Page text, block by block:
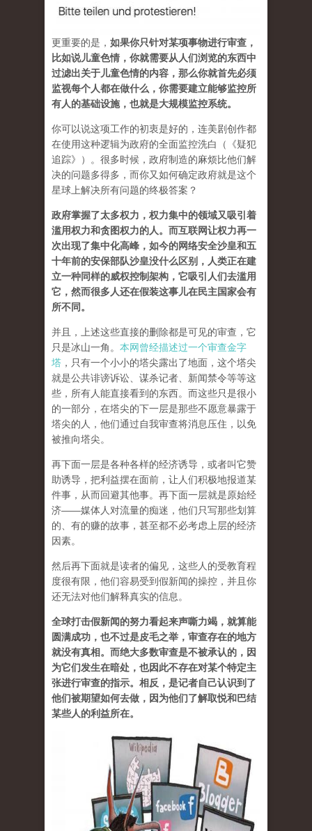
更重要的是， 如果你只针对某项事物进行审查，
比如说儿童色情，你就需要从人们浏览的东西中
过滤出关于儿童色情的内容，那么你就首先必须
监视每个人都在做什么，你需要建立能够监控所
有人的基础设施，也就是大规模监控系统。
你可以说这项工作的初衷是好的，连美剧创作都
在使用这种逻辑为政府的全面监控洗白（《疑犯
追踪》）。很多时候，政府制造的麻烦比他们解
决的问题多得多，而你又如何确定政府就是这个
星球上解决所有问题的终极答案？
政府掌握了太多权力，权力集中的领域又吸引着
滥用权力和贪图权力的人。而互联网让权力再一
次出现了集中化高峰，如今的网络安全沙皇和五
十年前的安保部队沙皇没什么区别，人类正在建
立一种同样的威权控制架构，它吸引人们去滥用
它，然而很多人还在假装这事儿在民主国家会有
所不同。
并且，上述这些直接的删除都是可见的审查，它
只是冰山一角。 本网曾经描述过一个审查金字
塔 ，只有一个小小的塔尖露出了地面，这个塔尖
就是公共诽谤诉讼、谋杀记者、新闻禁令等等这
些，所有人能直接看到的东西。而这些只是很小
的一部分，在塔尖的下一层是那些不愿意暴露于
塔尖的人，他们通过自我审查将消息压住，以免
被推向塔尖。
再下面一层是各种各样的经济诱导，或者叫它赞
助诱导，把利益摆在面前，让人们积极地报道某
件事，从而回避其他事。再下面一层就是原始经
济——媒体人对流量的痴迷，他们只写那些划算
的、有的赚的故事，甚至都不必考虑上层的经济
因素。
然后再下面就是读者的偏见，这些人的受教育程
度很有限，他们容易受到假新闻的操控，并且你
还无法对他们解释真实的信息。
全球打击假新闻的努力看起来声嘶力竭，就算能
圆满成功，也不过是皮毛之举，审查存在的地方
就没有真相。而绝大多数审查是不被承认的，因
为它们发生在暗处，也因此不存在对某个特定主
张进行审查的指示。相反，是记者自己认识到了
他们被期望如何去做，因为他们了解取悦和巴结
某些人的利益所在。